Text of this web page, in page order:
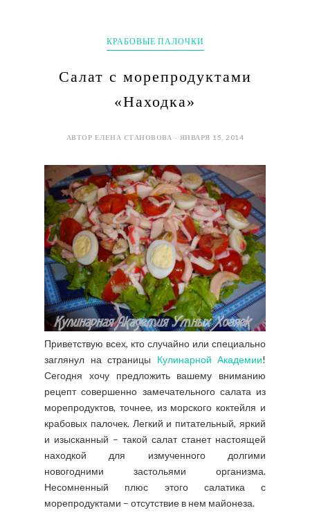
КРАБОВЫЕ ПАЛОЧКИ
Салат с морепродуктами
«Находка»
АВТОР ЕЛЕНА СТАНОВОВА - ЯНВАРЯ 15, 2014
Приветствую всех, кто случайно или специально
заглянул на страницы Кулинарной Академии!
Сегодня хочу предложить вашему вниманию
рецепт совершенно замечательного салата из
морепродуктов, точнее, из морского коктейля и
крабовых палочек. Легкий и питательный, яркий
и изысканный – такой салат станет настоящей
находкой для измученного долгими
новогодними застольями организма.
Несомненный плюс этого салатика с
морепродуктами – отсутствие в нем майонеза.